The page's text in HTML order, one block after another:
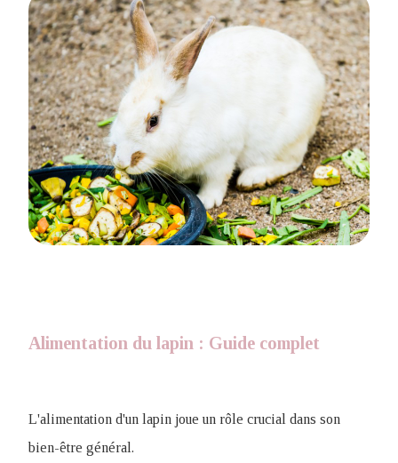
Alimentation du lapin : Guide complet
L'alimentation d'un lapin joue un rôle crucial dans son
bien-être général.